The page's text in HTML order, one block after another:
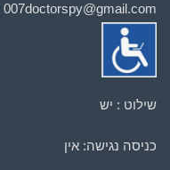
007doctorspy@gmail.com
שילוט : יש
כניסה נגישה: אין